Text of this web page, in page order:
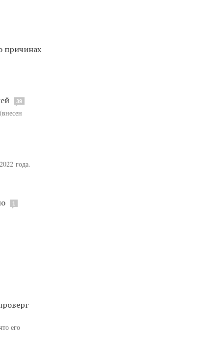
причинах
39
года.
1
его